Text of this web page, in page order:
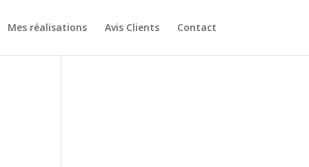
Mes réalisations Avis Clients Contact